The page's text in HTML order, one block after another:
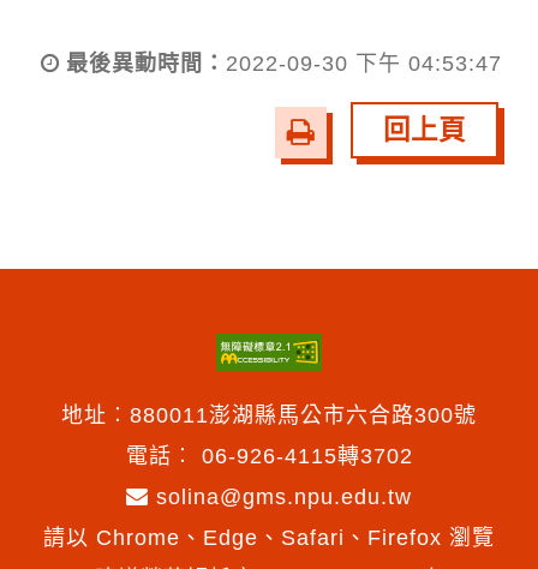
最後異動時間： 2022-09-30 下午 04:53:47
友
善
回上頁
地址︰880011澎湖縣馬公市六合路300號
電話︰ 06-926-4115轉3702
solina@gms.npu.edu.tw
請以 Chrome、Edge、Safari、Firefox 瀏覽